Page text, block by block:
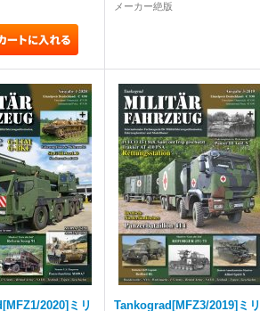
メーカー絶版
[MFZ1/2020]ミリ
Tankograd [MFZ3/2019]ミリ